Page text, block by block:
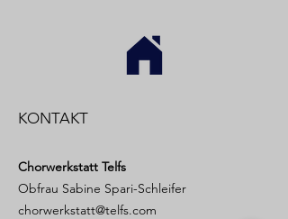
KONTAKT
Chorwerkstatt Telfs
Obfrau Sabine Spari-Schleifer
chorwerkstatt@telfs.com